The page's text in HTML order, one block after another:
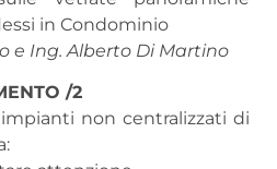
in Condominio
e Ing. Alberto Di Martino
/2
impianti non centralizzati di